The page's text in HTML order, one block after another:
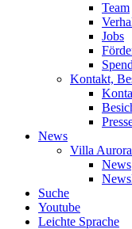
Team
Jobs
Kontakt,
News
Villa
News
Suche
Youtube
Leichte Sprache